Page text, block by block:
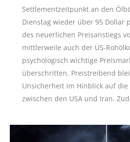
Settlementzeitpunkt an den
Dienstag wieder über 95 Dollar
des neuerlichen Preisanstiegs
mittlerweile auch der US-
psychologisch wichtige
überschritten. Preistreibend
Unsicherheit im Hinblick auf
zwischen den USA und Iran.